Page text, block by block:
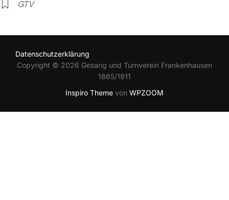
GTV
Datenschutzerklärung
Copyright © 2026 Gesang und Turnverein Frankenhausen
1865/1911
Inspiro Theme von WPZOOM